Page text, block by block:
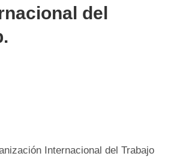
del
Internacional del Trabajo